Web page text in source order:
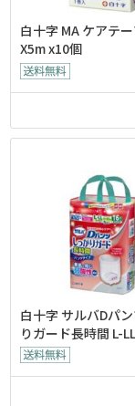
白十字 MA ケアテ
X5m x10個
白十字 サルバDパ
りガード長時間 L-
16枚入 x3個